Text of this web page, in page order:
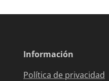
Información
Política de privacidad